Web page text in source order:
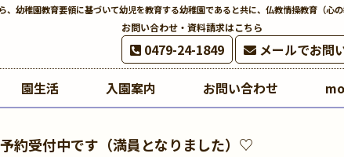
幼稚園教育要領に基づいて幼児を教育する幼稚園であると共に、仏教情操教育（心
お問い合わせ・資料請求はこちら
0479-24-1849 メールでお問
園生活 入園案内 お問い合わせ
約受付中です（満員となりました）♡